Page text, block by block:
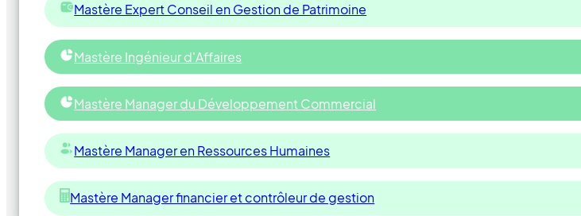
Mastère Expert Conseil en Gestion de Patrimoine
Mastère Ingénieur d'Affaires
Mastère Manager du Développement Commercial
Mastère Manager en Ressources Humaines
Mastère Manager financier et contrôleur de gestion